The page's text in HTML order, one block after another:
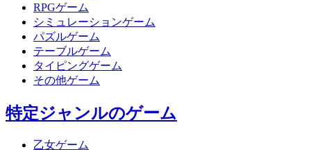
RPGゲーム
シミュレーションゲーム
パズルゲーム
テーブルゲーム
タイピングゲーム
その他ゲーム
特定ジャンルのゲーム
乙女ゲーム